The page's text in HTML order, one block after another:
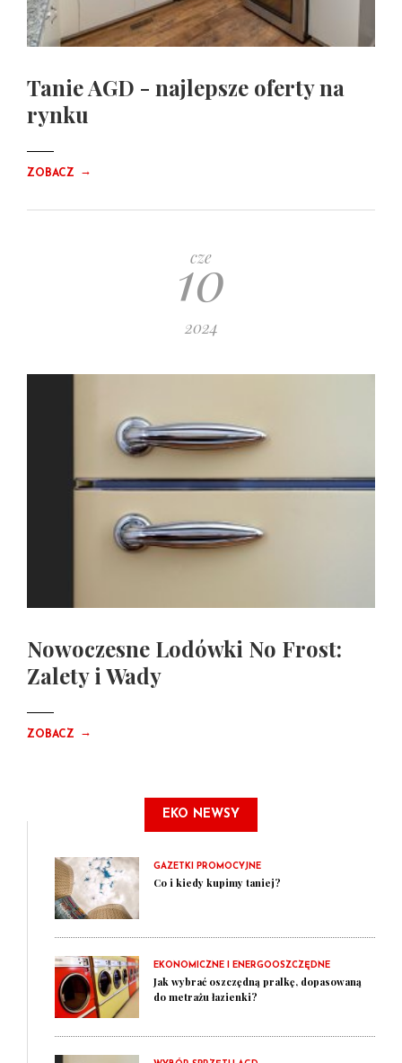
Tanie AGD - najlepsze oferty na
rynku
ZOBACZ →
cze
10
2024
Nowoczesne Lodówki No Frost:
Zalety i Wady
ZOBACZ →
EKO NEWSY
GAZETKI PROMOCYJNE
Co i kiedy kupimy taniej?
EKONOMICZNE I ENERGOOSZCZĘDNE
Jak wybrać oszczędną pralkę, dopasowaną
do metrażu łazienki?